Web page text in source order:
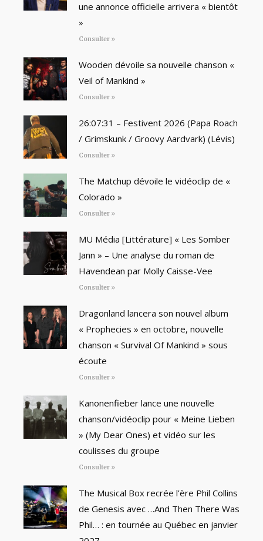
une annonce officielle arrivera « bientôt
»
Consulter »
Wooden dévoile sa nouvelle chanson «
Veil of Mankind »
Consulter »
26:07:31 – Festivent 2026 (Papa Roach
/ Grimskunk / Groovy Aardvark) (Lévis)
Consulter »
The Matchup dévoile le vidéoclip de «
Colorado »
Consulter »
MU Média [Littérature] « Les Somber
Jann » – Une analyse du roman de
Havendean par Molly Caisse-Vee
Consulter »
Dragonland lancera son nouvel album
« Prophecies » en octobre, nouvelle
chanson « Survival Of Mankind » sous
écoute
Consulter »
Kanonenfieber lance une nouvelle
chanson/vidéoclip pour « Meine Lieben
» (My Dear Ones) et vidéo sur les
coulisses du groupe
Consulter »
The Musical Box recrée l’ère Phil Collins
de Genesis avec …And Then There Was
Phil… : en tournée au Québec en janvier